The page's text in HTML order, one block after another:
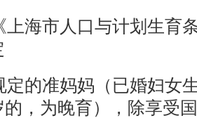
上海市人口与计划生育
定的准妈妈（已婚妇女
，为晚育），除享受